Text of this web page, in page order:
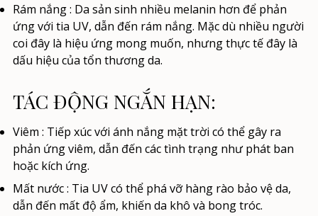
Rám nắng: Da sản sinh nhiều melanin hơn để phản
ứng với tia UV, dẫn đến rám nắng. Mặc dù nhiều người
coi đây là hiệu ứng mong muốn, nhưng thực tế đây là
dấu hiệu của tổn thương da.
TÁC ĐỘNG NGẮN HẠN:
Viêm : Tiếp xúc với ánh nắng mặt trời có thể gây ra
phản ứng viêm, dẫn đến các tình trạng như phát ban
hoặc kích ứng.
Mất nước: Tia UV có thể phá vỡ hàng rào bảo vệ da,
dẫn đến mất độ ẩm, khiến da khô và bong tróc.